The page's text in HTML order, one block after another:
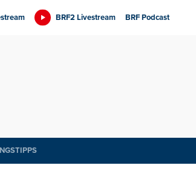
BRF2 Livestream BRF Podcast